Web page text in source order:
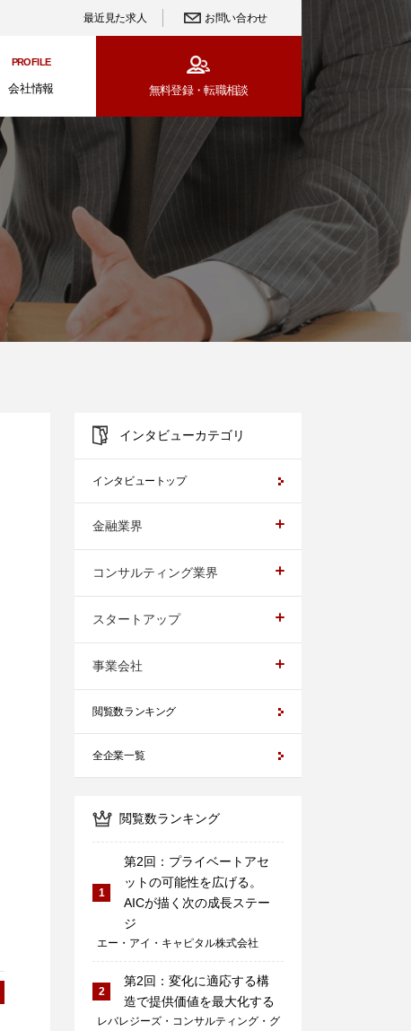
最近見た求人 お問い合わせ
PROFILE
会社情報 無料登録・転職相談
インタビューカテゴリ
インタビュートップ
金融業界
コンサルティング業界
スタートアップ
事業会社
閲覧数ランキング
全企業一覧
閲覧数ランキング
1
第2回：プライベートアセ
ットの可能性を広げる。
AICが描く次の成長ステー
ジ
エー・アイ・キャピタル株式会社
2
第2回：変化に適応する構
造で提供価値を最大化する
レバレジーズ・コンサルティング・グ